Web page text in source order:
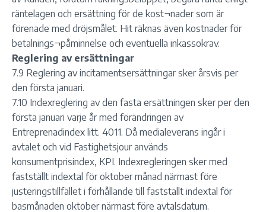
räntelagen och ersättning för de kost¬nader som är
förenade med dröjsmålet. Hit räknas även kostnader för
betalnings¬påminnelse och eventuella inkassokrav.
Reglering av ersättningar
7.9 Reglering av incitamentsersättningar sker årsvis per
den första januari.
7.10 Indexreglering av den fasta ersättningen sker per den
första januari varje år med förändringen av
Entreprenadindex litt. 4011. Då medialeverans ingår i
avtalet och vid Fastighetsjour används
konsumentprisindex, KPI. Indexregleringen sker med
fastställt indextal för oktober månad närmast före
justeringstillfället i förhållande till fastställt indextal för
basmånaden oktober närmast före avtalsdatum.